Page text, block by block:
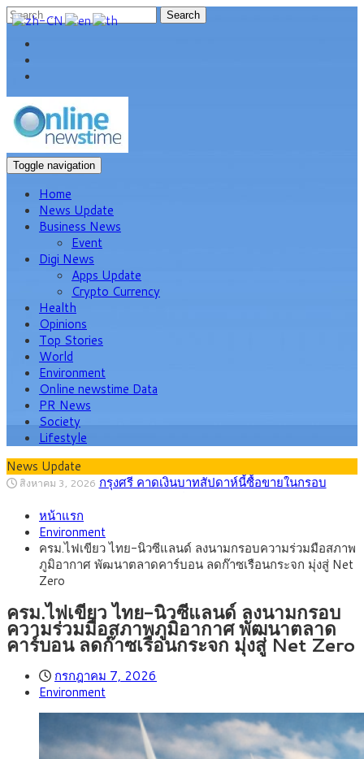
Search
Toggle navigation
Home
News Update
Business News
Event
Digi News
Apps Update
Crypto Currency
Health
Opinions
Top Stories
World
Environment
Online newstime Data
PR News
Society
Lifestyle
News Update
สิงหาคม 3, 2026
33.00-33.60 ติดตามข้อมูลจ้างงานสหรัฐฯ
สิงหาคม 1, 2026 “เอกนิติ” เปิดเครื่องยนต์เศรษฐกิจใหม่ของไทย
ศักยภาพ
ติดลายการ์ตูน กรมศุลกากร เตือนผู้ปกครองเฝ้าระวัง หลังยึดล็อต
ใหญ่จากเยอรมนี
กรกฎาคม 27, 2026
2569) ซื้อขายในกรอบ 33.40-34.00 มองเฟดคงดอกเบี้ย
สิงหาคม 5, 2026 ครม.ไฟเขียวหลักการ ร่าง พ.ร.ฎ. เปิดทาง รฟม.เดิน
หน้ารถไฟฟ้าสงขลา โมโนเรล 12.54 กม. เชื่อมเมืองหาดใหญ่
สิงหาคม 4, 2026 สธ.ชี้ รพ.รัฐแบกรับผู้ป่วยบัตรทอง 87% แต่ได้งบ
รายหัวเพียง 2,618 บาท เสนอทบทวนจัดสรรงบให้สอดคล้องภาระ
งานจริง
สิงหาคม 3, 2026
กรุงศรี คาดเงินบาทสัปดาห์นี้ซื้อขายในกรอบ
33.00-33.60 ติดตามข้อมูลจ้างงานสหรัฐฯ
หน้าแรก
Environment
ครม.ไฟเขียว ไทย-นิวซีแลนด์ ลงนามกรอบความร่วมมือสภาพ
ภูมิอากาศ พัฒนาตลาดคาร์บอน ลดก๊าซเรือนกระจก มุ่งสู่ Net
Zero
ครม.ไฟเขียว ไทย-นิวซีแลนด์ ลงนามกรอบ
ความร่วมมือสภาพภูมิอากาศ พัฒนาตลาด
คาร์บอน ลดก๊าซเรือนกระจก มุ่งสู่ Net Zero
กรกฎาคม 7, 2026
Environment